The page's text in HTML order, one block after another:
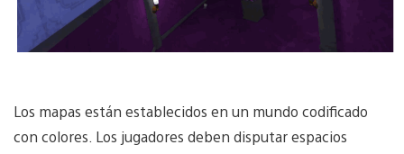
Los mapas están establecidos en un mundo codificado
con colores. Los jugadores deben disputar espacios